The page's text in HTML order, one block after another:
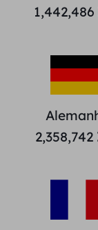
1,442,486
2,358,742